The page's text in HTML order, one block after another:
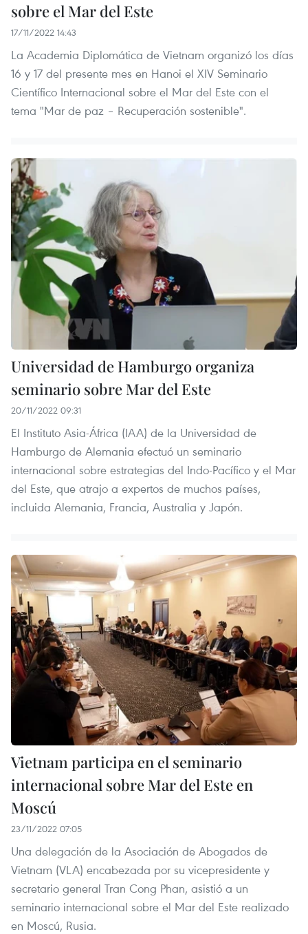
sobre el Mar del Este
17/11/2022 14:43
La Academia Diplomática de Vietnam organizó los días
16 y 17 del presente mes en Hanoi el XIV Seminario
Científico Internacional sobre el Mar del Este con el
tema "Mar de paz – Recuperación sostenible".
Universidad de Hamburgo organiza
seminario sobre Mar del Este
20/11/2022 09:31
El Instituto Asia-África (IAA) de la Universidad de
Hamburgo de Alemania efectuó un seminario
internacional sobre estrategias del Indo-Pacífico y el Mar
del Este, que atrajo a expertos de muchos países,
incluida Alemania, Francia, Australia y Japón.
Vietnam participa en el seminario
internacional sobre Mar del Este en
Moscú
23/11/2022 07:05
Una delegación de la Asociación de Abogados de
Vietnam (VLA) encabezada por su vicepresidente y
secretario general Tran Cong Phan, asistió a un
seminario internacional sobre el Mar del Este realizado
en Moscú, Rusia.